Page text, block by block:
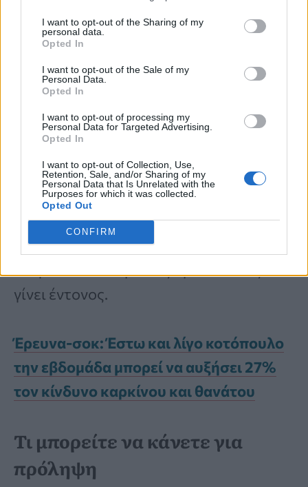
I want to opt-out of the Sharing of my
personal data.
Opted In
I want to opt-out of the Sale of my
Personal Data.
Opted In
I want to opt-out of processing my
Personal Data for Targeted Advertising.
Opted In
I want to opt-out of Collection, Use,
Retention, Sale, and/or Sharing of my
Personal Data that Is Unrelated with the
Purposes for which it was collected.
Opted Out
CONFIRM
προκαλεί συχνά έναν
αμβλύ,
μετακινούμενο πόνο στο άνω μέρος της
κοιλιάςπου μοιάζει περισσότερο με
πίεση παρά με οξύ πόνο. Πολλοί τον
συγχέουν με
ενόχληση. Μελέτες δείχνουν ότι ο
συνεχής πόνος στην κοιλιά που
επιδεινώνεται με τον χρόνο — ειδικά
όταν συνοδεύεται από φούσκωμα ή
πρόωρο κορεσμό — πρέπει να
αξιολογείται εγκαίρως
γίνει έντονος.
Έρευνα-σοκ: Έστω και λίγο κοτόπουλο
την εβδομάδα μπορεί να αυξήσει 27%
τον κίνδυνο καρκίνου και θανάτου
Τι μπορείτε να κάνετε για
πρόληψη